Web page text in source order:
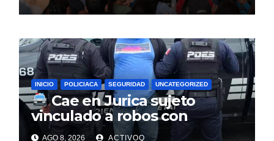
INICIO POLICIACA SEGURIDAD UNCATEGORIZED
Cae en Jurica sujeto
vinculado a robos con
violencia en negocios de
AGO 8, 2026 ACTIVOQ